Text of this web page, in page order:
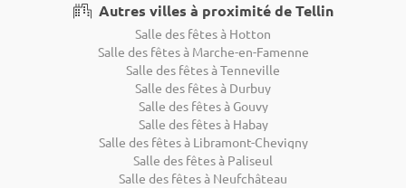
Autres villes à proximité de Tellin
Salle des fêtes à Hotton
Salle des fêtes à Marche-en-Famenne
Salle des fêtes à Tenneville
Salle des fêtes à Durbuy
Salle des fêtes à Gouvy
Salle des fêtes à Habay
Salle des fêtes à Libramont-Chevigny
Salle des fêtes à Paliseul
Salle des fêtes à Neufchâteau